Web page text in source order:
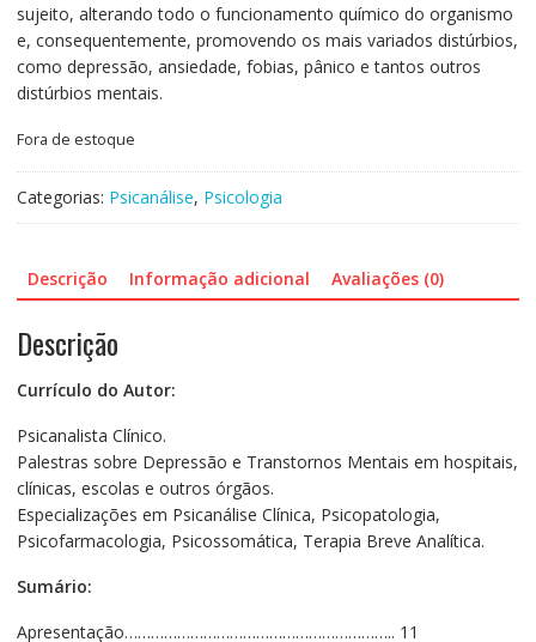
sujeito, alterando todo o funcionamento químico do organismo
e, consequentemente, promovendo os mais variados distúrbios,
como depressão, ansiedade, fobias, pânico e tantos outros
distúrbios mentais.
Fora de estoque
Categorias: Psicanálise, Psicologia
Descrição Informação adicional Avaliações (0)
Descrição
Currículo do Autor:
Psicanalista Clínico.
Palestras sobre Depressão e Transtornos Mentais em hospitais,
clínicas, escolas e outros órgãos.
Especializações em Psicanálise Clínica, Psicopatologia,
Psicofarmacologia, Psicossomática, Terapia Breve Analítica.
Sumário:
Apresentação…………………………………………………….. 11